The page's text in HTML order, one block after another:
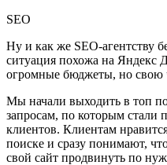
SEO
Ну и как же SEO-агентству
ситуация похожа на Яндекс
огромные бюджеты, но свою
Мы начали выходить в топ
запросам, по которым стали
клиентов. Клиентам
поиске и сразу понимают,
свой сайт продвинуть по